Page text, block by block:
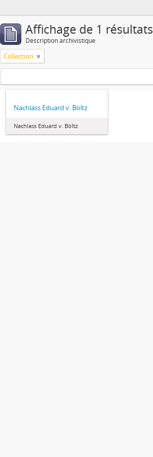
Affichage de 1 résultats
Description archivistique
Collection
Nachlass Eduard v. Böltz
Nachlass Eduard v. Böltz